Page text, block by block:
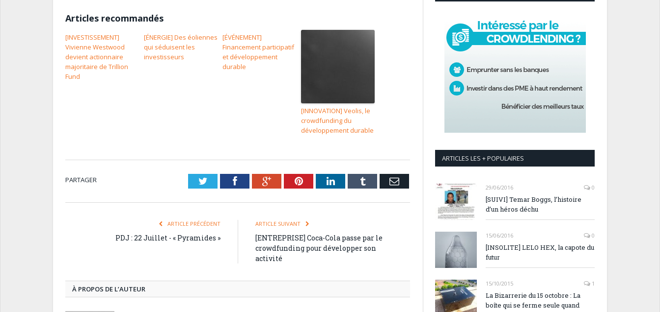
Articles recommandés
[INVESTISSEMENT]
Vivienne Westwood
devient actionnaire
majoritaire de Trillion
Fund
[ÉNERGIE] Des éoliennes
qui séduisent les
investisseurs
[ÉVÉNEMENT]
Financement participatif
et développement
durable
[INNOVATION] Veolis, le
crowdfunding du
développement durable
PARTAGER TwitterFacebookGoogle+PinterestLinkedInTumblr Email
ARTICLE PRÉCÉDENT
PDJ : 22 Juillet - « Pyramides »
ARTICLE SUIVANT
[ENTREPRISE] Coca-Cola passe par le
crowdfunding pour développer son
activité
À PROPOS DE L’AUTEUR
ARTICLES LES + POPULAIRES
29/06/2016 0
[SUIVI] Temar Boggs, l’histoire
d’un héros déchu
15/06/2016 0
[INSOLITE] LELO HEX, la capote du
futur
15/10/2015 1
La Bizarrerie du 15 octobre : La
boîte qui se ferme seule quand